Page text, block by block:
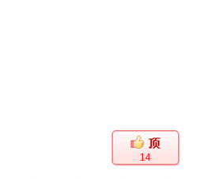
14